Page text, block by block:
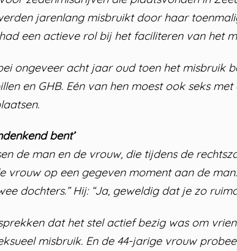
jarenlang misbruikt door haar
een actieve rol bij het faciliteren van het
ongeveer acht jaar oud toen het misbruik
en GHB. Eén van hen moest ook seks
bent’
de man en de vrouw, die tijdens de
vrouw op een gegeven moment aan de
dochters.” Hij: “Ja, geweldig dat je zo
dat het stel actief bezig was om
misbruik. En de 44-jarige vrouw